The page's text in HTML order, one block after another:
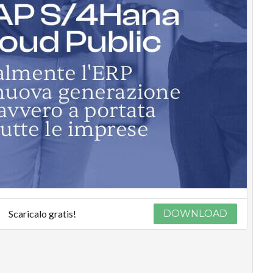
Scaricalo gratis! DOWNLOAD